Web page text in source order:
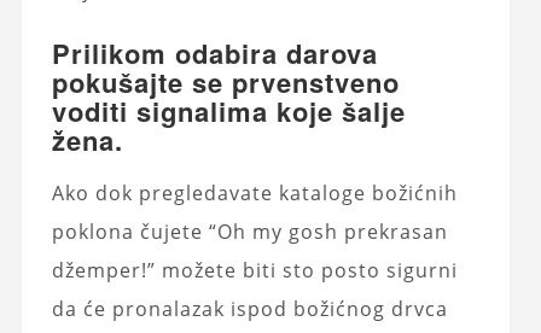
Prilikom odabira darova
pokušajte se prvenstveno
voditi signalima koje šalje
žena.
Ako dok pregledavate kataloge božićnih
poklona čujete “Oh my gosh prekrasan
džemper!” možete biti sto posto sigurni
da će pronalazak ispod božićnog drvca